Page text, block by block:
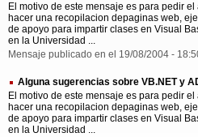
El motivo de este mensaje es para pedir
hacer una recopilacion depaginas web,
de apoyo para impartir clases en Visual
en la Universidad ...
Mensaje publicado en el 19/08/2004 -
Alguna sugerencias sobre VB.NET y
El motivo de este mensaje es para pedir
hacer una recopilacion depaginas web,
de apoyo para impartir clases en Visual
en la Universidad ...